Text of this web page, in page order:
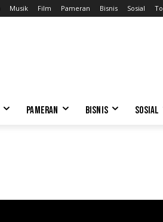
Musik Film Pameran Bisnis Sosial
PAMERAN BISNIS SOSIAL